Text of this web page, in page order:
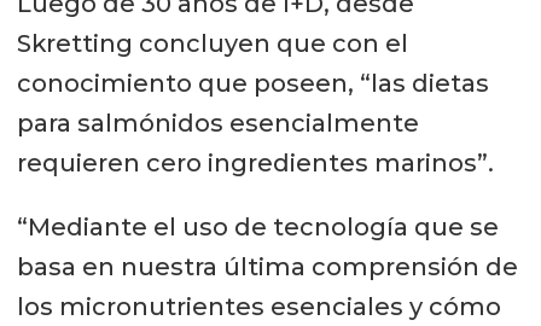
Skretting concluyen que con el
conocimiento que poseen, “las dietas
para salmónidos esencialmente
requieren cero ingredientes marinos”.
“Mediante el uso de tecnología que se
basa en nuestra última comprensión de
los micronutrientes esenciales y cómo